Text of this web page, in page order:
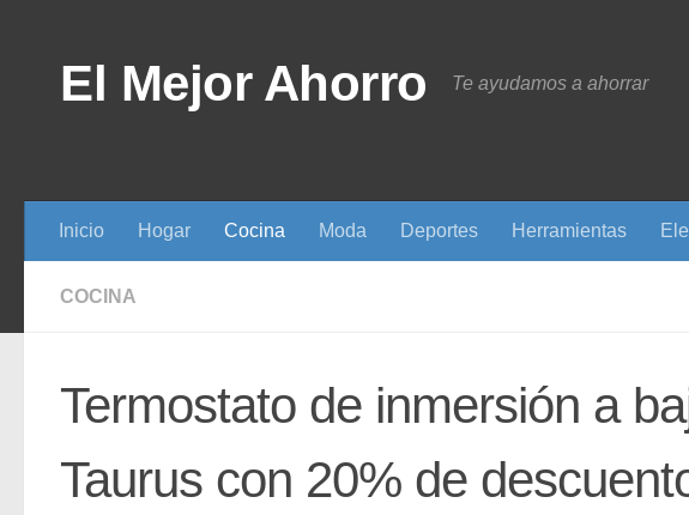
El Mejor Ahorro Te ayudamos a ahorrar
Inicio Hogar Cocina Moda Deportes Herramientas
COCINA
Termostato de inmersión a
Taurus con 20% de